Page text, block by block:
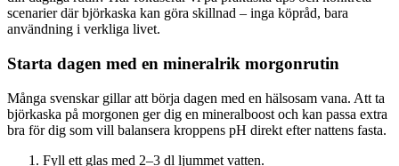
scenarier där björkaska kan göra skillnad – inga köpråd, bara
användning i verkliga livet.
Starta dagen med en mineralrik morgonrutin
Många svenskar gillar att börja dagen med en hälsosam vana. Att ta
björkaska på morgonen ger dig en mineralboost och kan passa extra
bra för dig som vill balansera kroppens pH direkt efter nattens fasta.
Fyll ett glas med 2–3 dl ljummet vatten.